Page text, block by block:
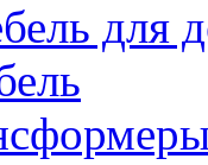
для